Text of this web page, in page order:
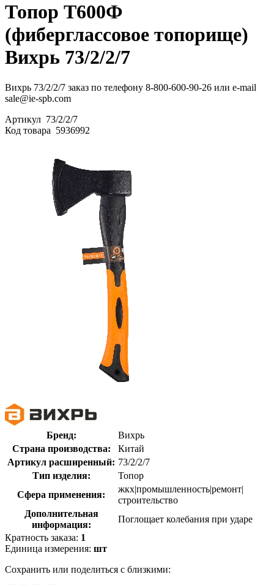
Топор Т600Ф
(фиберглассовое топорище)
Вихрь 73/2/2/7
Вихрь 73/2/2/7 заказ по телефону 8-800-600-90-26 или e-mail
sale@ie-spb.com
Артикул 73/2/2/7
Код товара 5936992
Бренд:
Вихрь
Страна производства:
Китай
Артикул расширенный: 73/2/2/7
Тип изделия:
Топор
Сфера применения:
жкх|промышленность|ремонт|
строительство
Дополнительная
информация:
Поглощает колебания при ударе
Кратность заказа: 1
Единица измерения: шт
Сохранить или поделиться с близкими: